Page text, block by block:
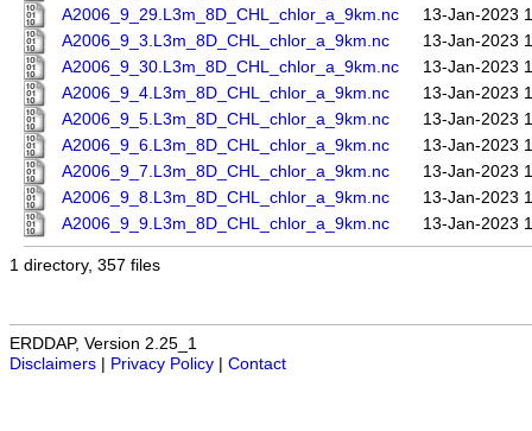
A2006_9_29.L3m_8D_CHL_chlor_a_9km.nc
13-Jan-2023
A2006_9_3.L3m_8D_CHL_chlor_a_9km.nc
13-Jan-2023
A2006_9_30.L3m_8D_CHL_chlor_a_9km.nc
13-Jan-2023
A2006_9_4.L3m_8D_CHL_chlor_a_9km.nc
13-Jan-2023
A2006_9_5.L3m_8D_CHL_chlor_a_9km.nc
13-Jan-2023
A2006_9_6.L3m_8D_CHL_chlor_a_9km.nc
13-Jan-2023
A2006_9_7.L3m_8D_CHL_chlor_a_9km.nc
13-Jan-2023
A2006_9_8.L3m_8D_CHL_chlor_a_9km.nc
13-Jan-2023
A2006_9_9.L3m_8D_CHL_chlor_a_9km.nc
13-Jan-2023
1 directory, 357 files
ERDDAP, Version 2.25_1
Disclaimers
Privacy Policy Contact